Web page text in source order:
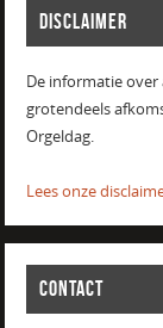
DISCLAIMER
De informatie
grotendeels
Orgeldag.
Lees onze
CONTACT